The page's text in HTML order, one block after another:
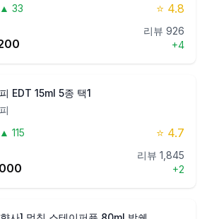
▲ 33 ⭐ 4.8
리뷰 926
+4
EDT 15ml 5종 택1
▲ 115 ⭐ 4.7
리뷰 1,845
+2